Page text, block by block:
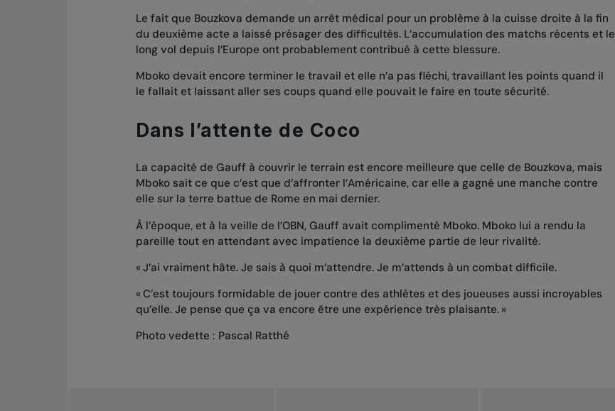
Le fait que Bouzkova demande un arrêt médical pour un problème à la cuisse droite à la fin
du deuxième acte a laissé présager des difficultés. L’accumulation des matchs récents et le
long vol depuis l’Europe ont probablement contribué à cette blessure.
Mboko devait encore terminer le travail et elle n’a pas fléchi, travaillant les points quand il
le fallait et laissant aller ses coups quand elle pouvait le faire en toute sécurité.
Dans l’attente de Coco
La capacité de Gauff à couvrir le terrain est encore meilleure que celle de Bouzkova, mais
Mboko sait ce que c’est que d’affronter l’Américaine, car elle a gagné une manche contre
elle sur la terre battue de Rome en mai dernier.
À l’époque, et à la veille de l’OBN, Gauff avait complimenté Mboko. Mboko lui a rendu la
pareille tout en attendant avec impatience la deuxième partie de leur rivalité.
« J’ai vraiment hâte. Je sais à quoi m’attendre. Je m’attends à un combat difficile.
« C’est toujours formidable de jouer contre des athlètes et des joueuses aussi incroyables
qu’elle. Je pense que ça va encore être une expérience très plaisante. »
Photo vedette : Pascal Ratthé